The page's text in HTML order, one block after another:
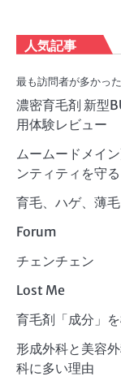
人気記事
最も訪問者が多かっ
濃密育毛剤 新型
用体験レビュー
ムームードメイ
ンティティを守る
育毛、ハゲ、薄
Forum
チェンチェン
Lost Me
育毛剤「成分」を
形成外科と美容
科に多い理由